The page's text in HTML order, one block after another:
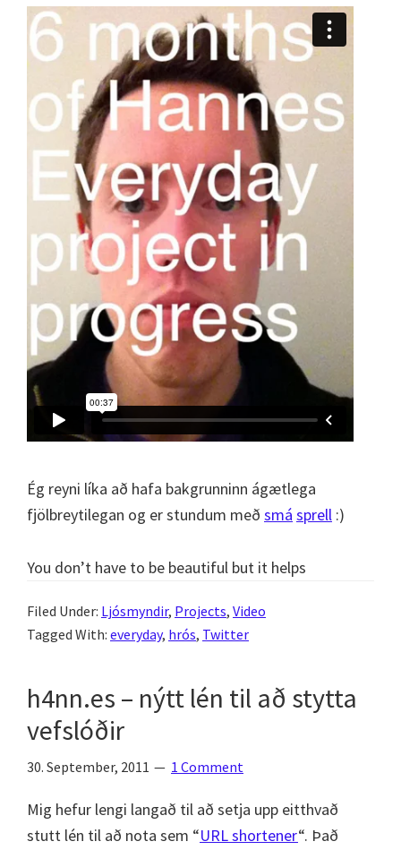
Ég reyni líka að hafa bakgrunninn ágætlega
fjölbreytilegan og er stundum með smá sprell :)
You don’t have to be beautiful but it helps
Filed Under: Ljósmyndir, Projects, Video
Tagged With: everyday, hrós, Twitter
h4nn.es – nýtt lén til að stytta
vefslóðir
30. September, 2011 1 Comment
Mig hefur lengi langað til að setja upp eitthvað
stutt lén til að nota sem “URL shortener“. Það